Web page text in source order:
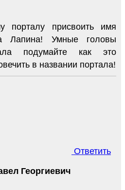
порталу присвоить имя
Лапина! Умные головы
подумайте как это
в названии портала!
Ответить
Георгиевич